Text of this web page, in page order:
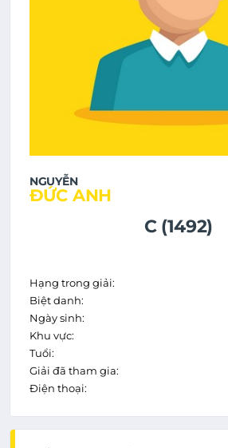
NGUYỄN
ĐỨC ANH
C (1492)
Hạng trong giải:
Biệt danh:
Ngày sinh:
Khu vực:
Tuổi:
Giải đã tham gia:
Điện thoại: